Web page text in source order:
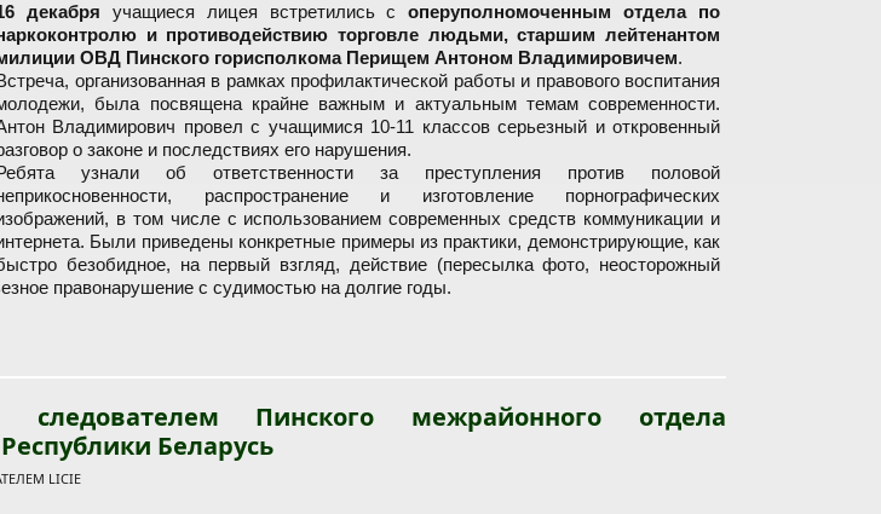
декабря учащиеся лицея встретились соперуполномоченным отдела по
и противодействию торговле людьми, старшим лейтенантом
ОВД Пинского горисполкома Перищем Антоном Владимировичем.
организованная в рамках профилактической работы и правового воспитания
была посвящена крайне важным и актуальным темам современности.
Владимирович провел с учащимися 10-11 классов серьезный и откровенный
о законе и последствиях его нарушения.
узнали об ответственности за преступления против половой
распространение и изготовление порнографических
в том числе с использованием современных средств коммуникации и
Были приведены конкретные примеры из практики, демонстрирующие, как
безобидное, на первый взгляд, действие (пересылка фото, неосторожный
правонарушение с судимостью на долгие годы.
отдела по наркоконтролю и противодействию торговле людьми
Пинского межрайонного отдела
Беларусь
LICIE